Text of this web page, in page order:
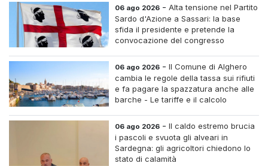
06 ago 2026 -Alta tensione nel Partito
Sardo d'Azione a Sassari: la base
sfida il presidente e pretende la
convocazione del congresso
06 ago 2026 -Il Comune di Alghero
cambia le regole della tassa sui rifiuti
e fa pagare la spazzatura anche alle
barche - Le tariffe e il calcolo
06 ago 2026 -Il caldo estremo brucia
i pascoli e svuota gli alveari in
Sardegna: gli agricoltori chiedono lo
stato di calamità